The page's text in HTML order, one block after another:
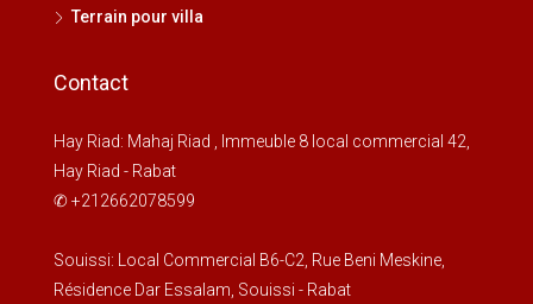
Terrain pour villa
Contact
Hay Riad: Mahaj Riad , Immeuble 8 local commercial 42,
Hay Riad - Rabat
✆ +212662078599
Souissi: Local Commercial B6-C2, Rue Beni Meskine,
Résidence Dar Essalam, Souissi - Rabat